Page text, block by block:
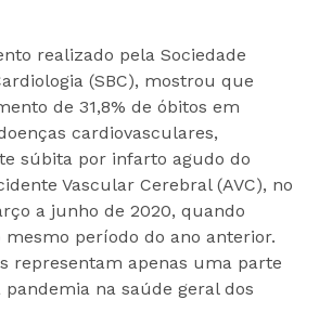
realizado pela Sociedade
(SBC), mostrou que
de 31,8% de óbitos em
cardiovasculares,
súbita por infarto agudo do
Vascular Cerebral (AVC), no
a junho de 2020, quando
mesmo período do ano anterior.
representam apenas uma parte
na saúde geral dos